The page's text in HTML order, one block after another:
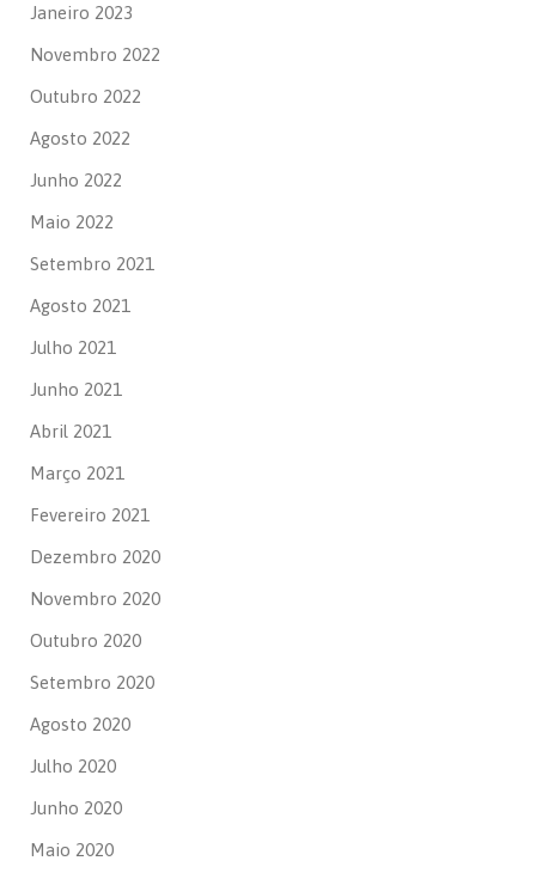
Janeiro 2023
Novembro 2022
Outubro 2022
Agosto 2022
Junho 2022
Maio 2022
Setembro 2021
Agosto 2021
Julho 2021
Junho 2021
Abril 2021
Março 2021
Fevereiro 2021
Dezembro 2020
Novembro 2020
Outubro 2020
Setembro 2020
Agosto 2020
Julho 2020
Junho 2020
Maio 2020